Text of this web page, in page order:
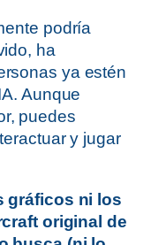
podría
ha
ya estén
Aunque
puedes
y jugar
gráficos ni los
original de